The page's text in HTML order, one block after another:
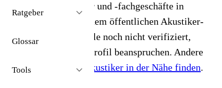
Ratgeber
Glossar
Tools
3 Hörgeräteakustiker und -fachgeschäfte in
Ludwigshafen. Aus dem öffentlichen Akustiker-
Bestand 2026 - Profile noch nicht verifiziert,
Inhaber können ihr Profil beanspruchen. Andere
Stadt gesucht?
Hörakustiker in der Nähe finden.